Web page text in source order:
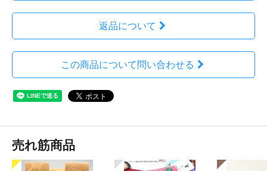
返品について
この商品について問い合わせる
売れ筋商品